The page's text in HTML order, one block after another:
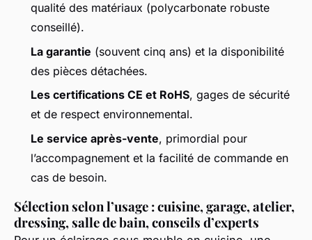
qualité des matériaux (polycarbonate robuste
conseillé).
La garantie (souvent cinq ans) et la disponibilité
des pièces détachées.
Les certifications CE et RoHS, gages de sécurité
et de respect environnemental.
Le service après-vente, primordial pour
l’accompagnement et la facilité de commande en
cas de besoin.
Sélection selon l’usage : cuisine, garage, atelier,
dressing, salle de bain, conseils d’experts